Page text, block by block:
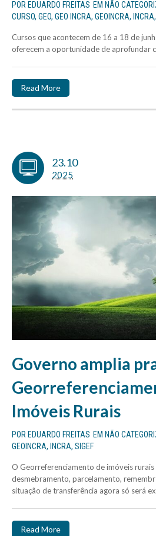
POR EDUARDO FREITAS EM NÃO
CURSO, GEO, GEO INCRA, GEOINCRA, INCRA,
Cursos que acontecem de 16 a 18 de
oferecem a oportunidade de aprofundar
Read More
23.10
2025
Governo amplia
Imóveis Rurais
POR EDUARDO FREITAS EM NÃO
GEOINCRA, INCRA, SIGEF
O Georreferenciamento de imóveis
desmebramento, parcelamento,
situação de transferência agora só será
Read More